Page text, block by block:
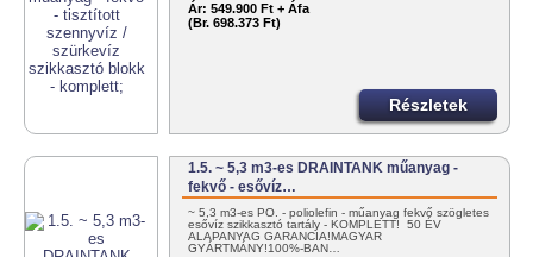
Ár: 549.900 Ft + Áfa
(Br. 698.373 Ft)
Részletek
1.5. ~ 5,3 m3-es DRAINTANK műanyag -
fekvő - esővíz…
~ 5,3 m3-es PO. - poliolefin - műanyag fekvő szögletes
esővíz szikkasztó tartály - KOMPLETT! 50 ÉV
ALAPANYAG GARANCIA!MAGYAR
GYÁRTMÁNY!100%-BAN…